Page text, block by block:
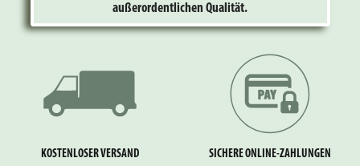
außerordentlichen Qualität.
KOSTENLOSER VERSAND SICHERE ONLINE-ZAHLUNGEN